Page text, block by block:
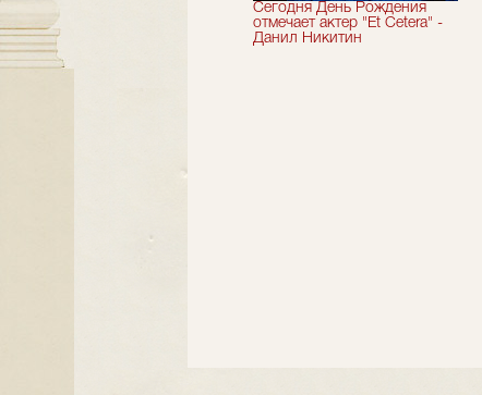
театральный сезон!
Сегодня День Рождения
отмечает актер "Et Cetera" -
Данил Никитин